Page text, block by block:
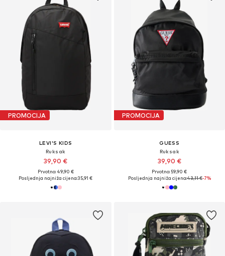
PROMOCIJA
LEVI'S KIDS
Ruksak
39,90 €
Prvotno: 49,90 €
Posljednja najniža cijena:35,91 €
PROMOCIJA
GUESS
Ruksak
39,90 €
Prvotno: 59,90 €
Posljednja najniža cijena:43,11 €-7%